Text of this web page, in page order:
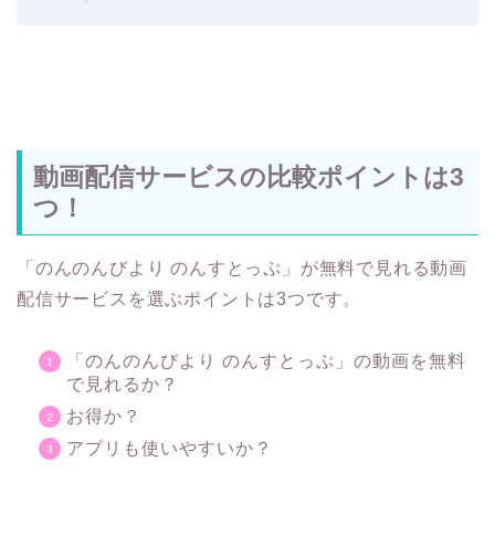
動画配信サービスの比較ポイントは3
つ！
「のんのんびより のんすとっぷ」が無料で見れる動画
配信サービスを選ぶポイントは3つです。
「のんのんびより のんすとっぷ」の動画を無料
で見れるか？
お得か？
アプリも使いやすいか？